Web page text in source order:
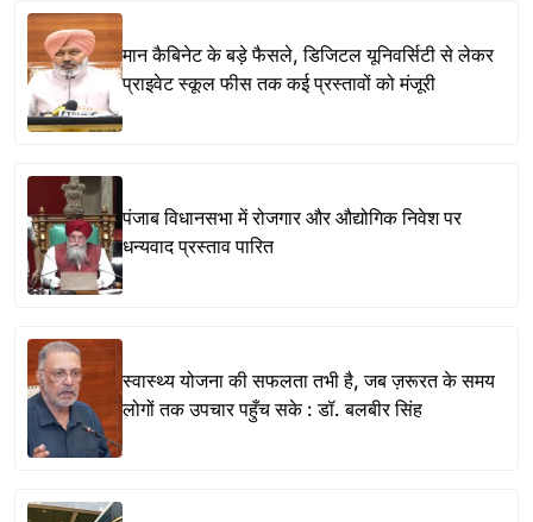
मान कैबिनेट के बड़े फैसले, डिजिटल यूनिवर्सिटी से लेकर
प्राइवेट स्कूल फीस तक कई प्रस्तावों को मंजूरी
पंजाब विधानसभा में रोजगार और औद्योगिक निवेश पर
धन्यवाद प्रस्ताव पारित
स्वास्थ्य योजना की सफलता तभी है, जब ज़रूरत के समय
लोगों तक उपचार पहुँच सके : डॉ. बलबीर सिंह